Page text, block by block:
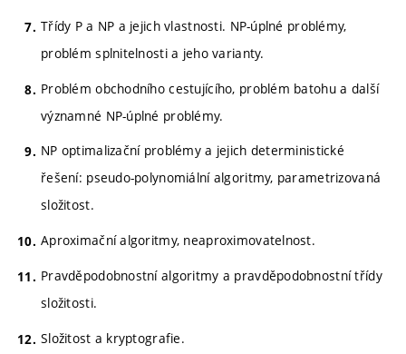
Třídy P a NP a jejich vlastnosti. NP-úplné problémy,
problém splnitelnosti a jeho varianty.
Problém obchodního cestujícího, problém batohu a další
významné NP-úplné problémy.
NP optimalizační problémy a jejich deterministické
řešení: pseudo-polynomiální algoritmy, parametrizovaná
složitost.
Aproximační algoritmy, neaproximovatelnost.
Pravděpodobnostní algoritmy a pravděpodobnostní třídy
složitosti.
Složitost a kryptografie.